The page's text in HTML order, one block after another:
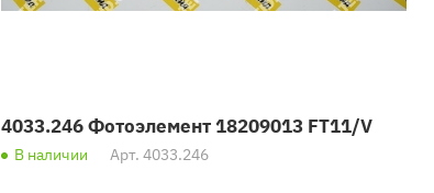
4033.246 Фотоэлемент 18209013 FT11/V
В наличии Арт. 4033.246